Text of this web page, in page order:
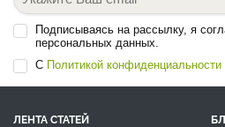
Подписываясь на рассылку, я
персональных данных.
С Политикой конфиденциальности
ЛЕНТА СТАТЕЙ